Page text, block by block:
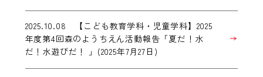
2025.10.08 【こども教育学科・児童学科】2025
年度第4回森のようちえん活動報告「夏だ！水
だ！水遊びだ！ 」(2025年7月27日)